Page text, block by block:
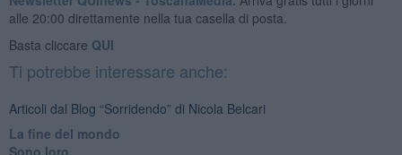
alle 20:00 direttamente nella tua casella di posta.
Basta cliccare QUI
Ti potrebbe interessare anche:
Articoli dal Blog “Sorridendo” di Nicola Belcari
La fine del mondo
Sono loro